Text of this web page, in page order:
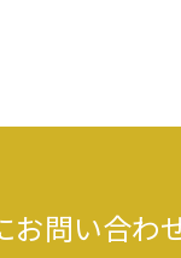
お問い合わ